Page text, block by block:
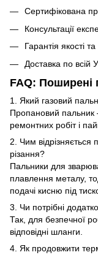
Сертифікована
Консультації
Гарантія якості
Доставка по всій
FAQ: Поширені
1. Який газовий
Пропановий пальник
ремонтних робіт і
2. Чим
різання?
Пальники для
плавлення металу,
подачі кисню під
3. Чи потрібні
Так, для безпечної
відповідні шланги.
4. Як продовжити